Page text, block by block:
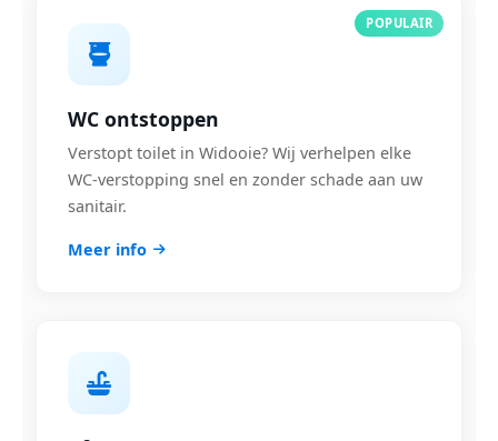
POPULAIR
WC ontstoppen
Verstopt toilet in Widooie? Wij verhelpen elke
WC-verstopping snel en zonder schade aan uw
sanitair.
Meer info